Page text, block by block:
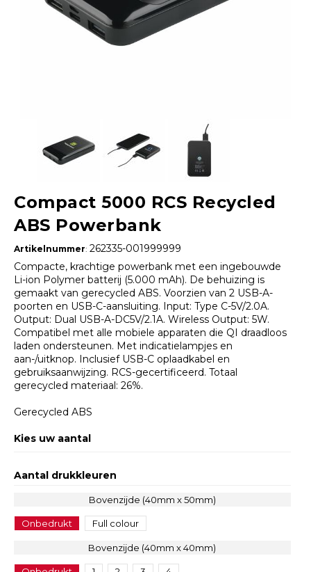
Compact 5000 RCS Recycled
ABS Powerbank
Artikelnummer:262335-001999999
Compacte, krachtige powerbank met een ingebouwde
Li-ion Polymer batterij (5.000 mAh). De behuizing is
gemaakt van gerecycled ABS. Voorzien van 2 USB-A-
poorten en USB-C-aansluiting. Input: Type C-5V/2.0A.
Output: Dual USB-A-DC5V/2.1A. Wireless Output: 5W.
Compatibel met alle mobiele apparaten die QI draadloos
laden ondersteunen. Met indicatielampjes en
aan-/uitknop. Inclusief USB-C oplaadkabel en
gebruiksaanwijzing. RCS-gecertificeerd. Totaal
gerecycled materiaal: 26%.
Gerecycled ABS
Kies uw aantal
Aantal drukkleuren
Bovenzijde (40mm x 50mm)
Onbedrukt Full colour
Bovenzijde (40mm x 40mm)